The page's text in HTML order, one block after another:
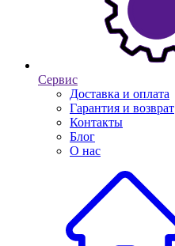
Сервис
Доставка и оплата
Гарантия и возврат
Контакты
Блог
О нас